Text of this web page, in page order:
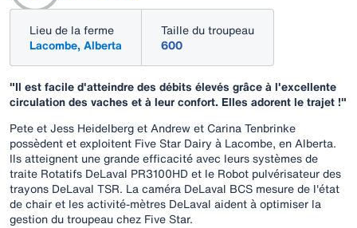
Lieu de la ferme
Lacombe, Alberta
Taille du troupeau
600
"Il est facile d'atteindre des débits élevés grâce à l'excellente
circulation des vaches et à leur confort. Elles adorent le trajet !"
Pete et Jess Heidelberg et Andrew et Carina Tenbrinke
possèdent et exploitent Five Star Dairy à Lacombe, en Alberta.
Ils atteignent une grande efficacité avec leurs systèmes de
traite Rotatifs DeLaval PR3100HD et le Robot pulvérisateur des
trayons DeLaval TSR. La caméra DeLaval BCS mesure de l'état
de chair et les activité-mètres DeLaval aident à optimiser la
gestion du troupeau chez Five Star.